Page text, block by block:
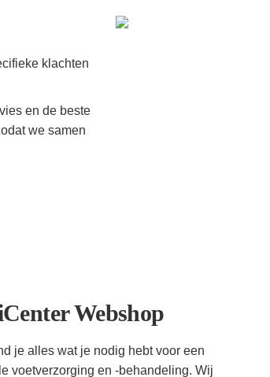
klachten
en de beste
we samen
Webshop
je alles wat je nodig hebt voor een
voetverzorging en -behandeling. Wij